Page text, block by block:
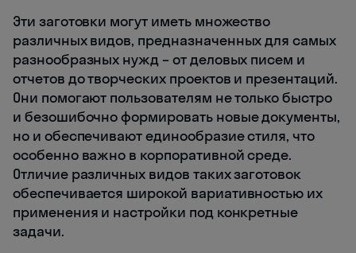
Эти заготовки могут иметь множество
различных видов, предназначенных для самых
разнообразных нужд – от деловых писем и
отчетов до творческих проектов и презентаций.
Они помогают пользователям не только быстро
и безошибочно формировать новые документы,
но и обеспечивают единообразие стиля, что
особенно важно в корпоративной среде.
Отличие различных видов таких заготовок
обеспечивается широкой вариативностью их
применения и настройки под конкретные
задачи.